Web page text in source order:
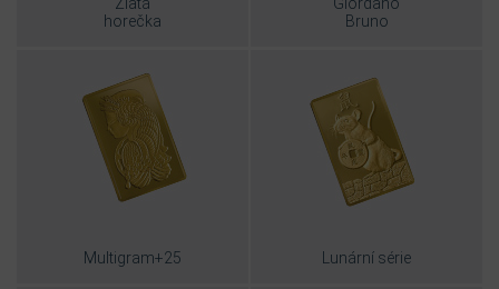
horečka
Bruno
Multigram+25 Lunární série